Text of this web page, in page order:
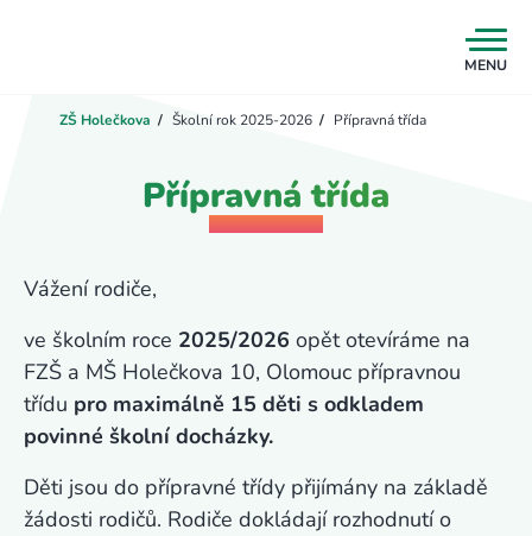
MENU
ZŠ Holečkova / Školní rok 2025-2026 / Přípravná třída
Přípravná třída
Vážení rodiče,
ve školním roce 2025/2026 opět otevíráme na
FZŠ a MŠ Holečkova 10, Olomouc přípravnou
třídu pro maximálně 15 děti s odkladem
povinné školní docházky.
Děti jsou do přípravné třídy přijímány na základě
žádosti rodičů. Rodiče dokládají rozhodnutí o